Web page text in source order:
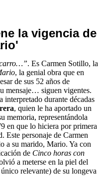
la vigencia de
carro…”. Es Carmen Sotillo, la
, la genial obra que en
de sus 52 años de
mensaje… siguen vigentes.
interpretado durante décadas
, quien le ha aportado un
memoria, representándola
en que lo hiciera por primera
Este personaje de Carmen
a su marido, Mario. Ya con
de Cinco horas con
a meterse en la piel del
relevante) de su longeva